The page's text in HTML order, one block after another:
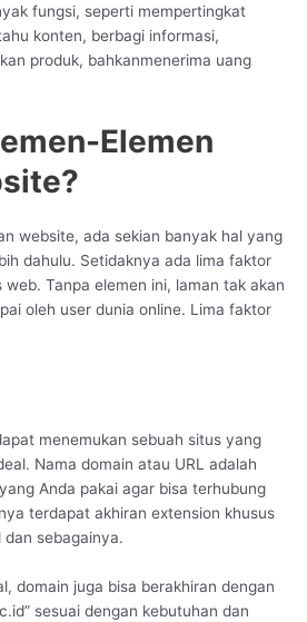
fungsi, seperti mempertingkat
konten, berbagi informasi,
produk, bahkanmenerima uang
Elemen
website, ada sekian banyak hal yang
dahulu. Setidaknya ada lima faktor
Tanpa elemen ini, laman tak akan
oleh user dunia online. Lima faktor
menemukan sebuah situs yang
Nama domain atau URL adalah
Anda pakai agar bisa terhubung
terdapat akhiran extension khusus
sebagainya.
domain juga bisa berakhiran dengan
sesuai dengan kebutuhan dan